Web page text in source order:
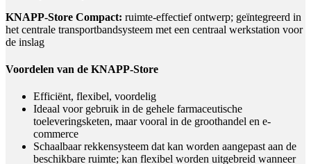
KNAPP-Store Compact: ruimte-effectief ontwerp; geïntegreerd in
het centrale transportbandsysteem met een centraal werkstation voor
de inslag
Voordelen van de KNAPP-Store
Efficiënt, flexibel, voordelig
Ideaal voor gebruik in de gehele farmaceutische
toeleveringsketen, maar vooral in de groothandel en e-
commerce
Schaalbaar rekkensysteem dat kan worden aangepast aan de
beschikbare ruimte; kan flexibel worden uitgebreid wanneer